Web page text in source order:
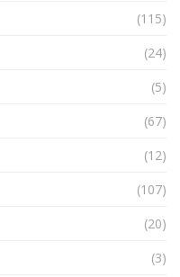
(115)
(24)
(5)
(67)
(12)
(107)
(20)
(3)